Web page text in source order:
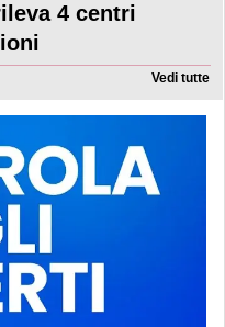
4 centri
Vedi tutte